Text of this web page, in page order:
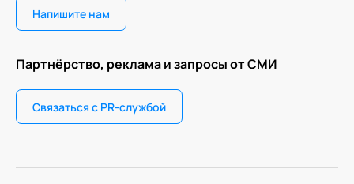
Напишите нам
Партнёрство, реклама и запросы от СМИ
Связаться с PR-службой